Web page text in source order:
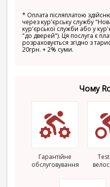
* Оплата післяплатою
через кур'єрську службу
кур'єрської служби або у
"до дверей"). Ця послуга є
розраховується згідно з
20грн. + 2% суми.
Чому
Гарантійне
обслуговування